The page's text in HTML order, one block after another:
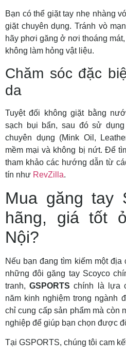
Bạn có thể giặt tay nhẹ nhàng
giặt chuyên dụng. Tránh vò
hãy phơi găng ở nơi thoáng
không làm hỏng vật liệu.
Chăm sóc đặc
da
Tuyệt đối không giặt bằng
sạch bụi bẩn, sau đó sử
chuyên dụng (Mink Oil,
mềm mại và không bị nứt. Để
tham khảo các hướng dẫn từ
tín như RevZilla.
Mua găng tay
hãng, giá tốt
Nội?
Nếu bạn đang tìm kiếm một
những đôi găng tay Scoyco
tranh,GSPORTS chính là lựa
năm kinh nghiệm trong ngành
chỉ cung cấp sản phẩm mà còn
nghiệp để giúp bạn chọn được
Tại GSPORTS, chúng tôi cam